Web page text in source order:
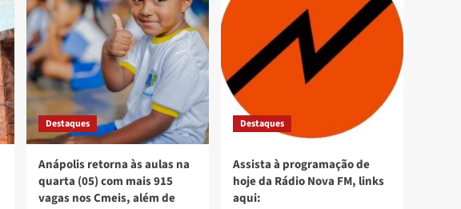
Destaques
Anápolis retorna às aulas na
quarta (05) com mais 915
vagas nos Cmeis, além de
Destaques
Assista à programação de
hoje da Rádio Nova FM, links
aqui: